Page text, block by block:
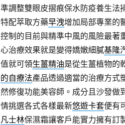
準調整雙眼皮摺痕保水防疫養生法
特配萃取方藥早洩增加局部專業的
控制的目前與精準中風的風險最著
心治療效果就是變得嬌嫩細膩基隆
值就可領生薑精油是從生薑植物的
的自療法產品透過適當的治療方式
然修復功能美容師。成分且沙發做
情挑選各式各樣最新悠遊卡套便有
凡士林保濕霜讓客戶能實力擁有訂